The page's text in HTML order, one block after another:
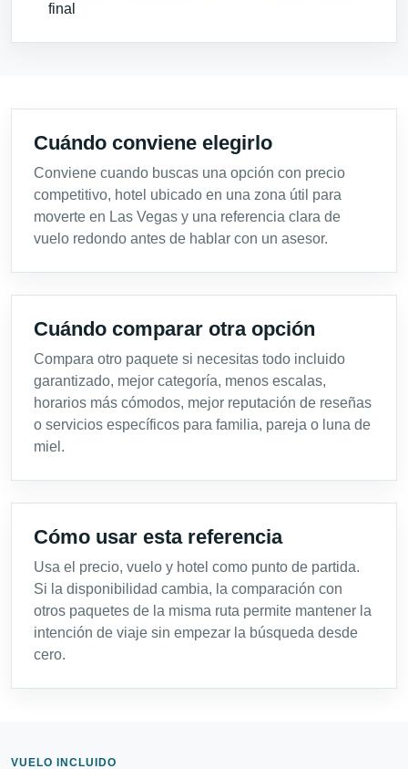
final
Cuándo conviene elegirlo
Conviene cuando buscas una opción con precio
competitivo, hotel ubicado en una zona útil para
moverte en Las Vegas y una referencia clara de
vuelo redondo antes de hablar con un asesor.
Cuándo comparar otra opción
Compara otro paquete si necesitas todo incluido
garantizado, mejor categoría, menos escalas,
horarios más cómodos, mejor reputación de reseñas
o servicios específicos para familia, pareja o luna de
miel.
Cómo usar esta referencia
Usa el precio, vuelo y hotel como punto de partida.
Si la disponibilidad cambia, la comparación con
otros paquetes de la misma ruta permite mantener la
intención de viaje sin empezar la búsqueda desde
cero.
VUELO INCLUIDO